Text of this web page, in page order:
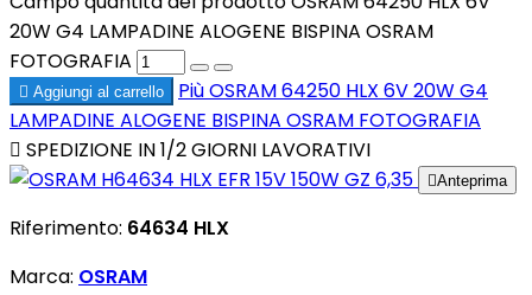
20W G4 LAMPADINE ALOGENE BISPINA OSRAM
FOTOGRAFIA
 Aggiungi al carrello PiùOSRAM 64250 HLX 6V 20W G4
LAMPADINE ALOGENE BISPINA OSRAM FOTOGRAFIA
 SPEDIZIONE IN 1/2 GIORNI LAVORATIVI
Anteprima
Riferimento: 64634 HLX
Marca: OSRAM